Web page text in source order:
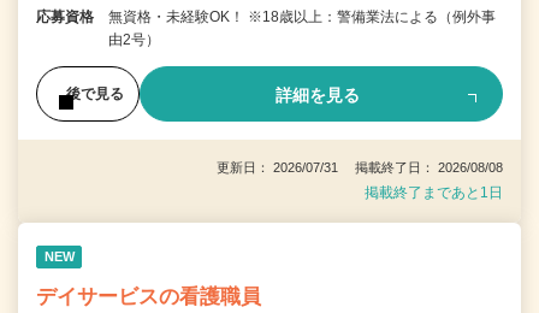
応募資格
無資格・未経験OK！ ※18歳以上：警備業法による（例外事
由2号）
後で見る 詳細を見る
更新日： 2026/07/31 掲載終了日： 2026/08/08
掲載終了まであと1日
NEW
デイサービスの看護職員